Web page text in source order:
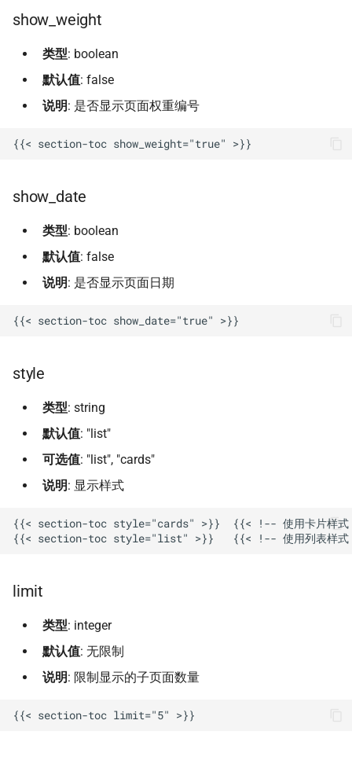
列表样式（默认）
卡片样式（增强视觉效果）
设计原则
Front Matter 要求
AI 原生全景图评分
AI 评分驱动架构
资源状态组件测试
幻灯片生成
幻灯片图片优化
Markdown 导出 会话限流（Rate Limiter）
show_weight
类型: boolean
默认值: false
说明: 是否显示页面权重编号
show_date
类型: boolean
默认值: false
说明: 是否显示页面日期
style
类型: string
默认值: "list"
可选值: "list", "cards"
说明: 显示样式
{{< section-toc style="cards" >}}  {{< !-- 使用卡片样
limit
类型: integer
默认值: 无限制
说明: 限制显示的子页面数量